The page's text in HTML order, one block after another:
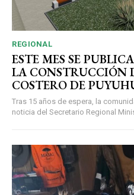
REGIONAL
ESTE MES SE
LA CONSTRUCCIÓN
COSTERO DE
Tras 15 años de espera, la
noticia del Secretario Regional